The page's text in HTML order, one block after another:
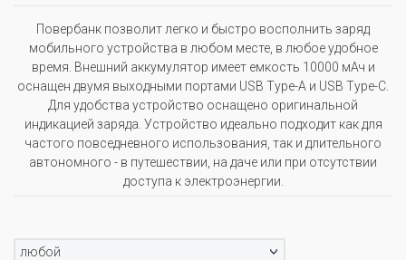
Повербанк позволит легко и быстро восполнить заряд
мобильного устройства в любом месте, в любое удобное
время. Внешний аккумулятор имеет емкость 10000 мАч и
оснащен двумя выходными портами USB Type-A и USB Type-C.
Для удобства устройство оснащено оригинальной
индикацией заряда. Устройство идеально подходит как для
частого повседневного использования, так и длительного
автономного - в путешествии, на даче или при отсутствии
доступа к электроэнергии.
любой